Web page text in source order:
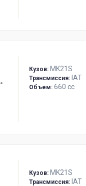
Кузов: MK21S
Трансмиссия: IAT
Объем: 660 сс
Кузов: MK21S
Трансмиссия: IAT